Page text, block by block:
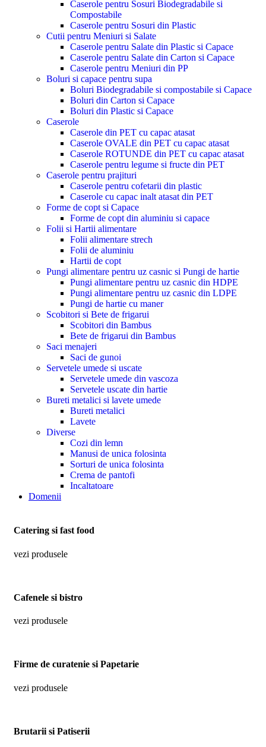
Caserole pentru Sosuri Biodegradabile si
Compostabile
Caserole pentru Sosuri din Plastic
Cutii pentru Meniuri si Salate
Caserole pentru Salate din Plastic si Capace
Caserole pentru Salate din Carton si Capace
Caserole pentru Meniuri din PP
Boluri si capace pentru supa
Boluri Biodegradabile si compostabile si Capace
Boluri din Carton si Capace
Boluri din Plastic si Capace
Caserole
Caserole din PET cu capac atasat
Caserole OVALE din PET cu capac atasat
Caserole ROTUNDE din PET cu capac atasat
Caserole pentru legume si fructe din PET
Caserole pentru prajituri
Caserole pentru cofetarii din plastic
Caserole cu capac inalt atasat din PET
Forme de copt si Capace
Forme de copt din aluminiu si capace
Folii si Hartii alimentare
Folii alimentare strech
Folii de aluminiu
Hartii de copt
Pungi alimentare pentru uz casnic si Pungi de hartie
Pungi alimentare pentru uz casnic din HDPE
Pungi alimentare pentru uz casnic din LDPE
Pungi de hartie cu maner
Scobitori si Bete de frigarui
Scobitori din Bambus
Bete de frigarui din Bambus
Saci menajeri
Saci de gunoi
Servetele umede si uscate
Servetele umede din vascoza
Servetele uscate din hartie
Bureti metalici si lavete umede
Bureti metalici
Lavete
Diverse
Cozi din lemn
Manusi de unica folosinta
Sorturi de unica folosinta
Crema de pantofi
Incaltatoare
Domenii
Catering si fast food
vezi produsele
Cafenele si bistro
vezi produsele
Firme de curatenie si Papetarie
vezi produsele
Brutarii si Patiserii